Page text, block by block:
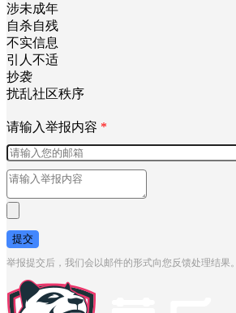
涉未成年
自杀自残
不实信息
引人不适
抄袭
扰乱社区秩序
请输入举报内容 *
提交
举报提交后，我们会以邮件的形式向您反馈处理结果。